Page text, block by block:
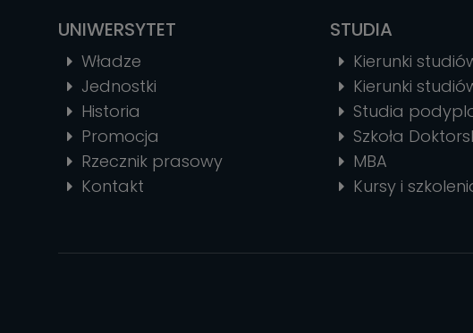
UNIWERSYTET
Władze
Jednostki
Historia
Promocja
Rzecznik prasowy
Kontakt
STUDIA
Kierunki
Kierunki
Studia
Szkoła
MBA
Kursy i